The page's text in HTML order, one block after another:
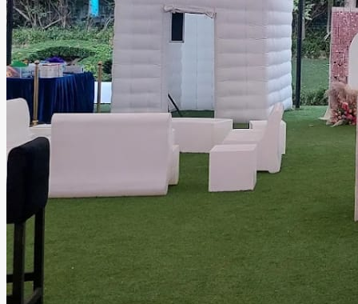
Salón Gaudí
Ciudad de México, Ciudad de México Salón
Información
Si buscas un espacio al aire libre o con mayor privacidad,
nuestras instalaciones son ideales para eventos